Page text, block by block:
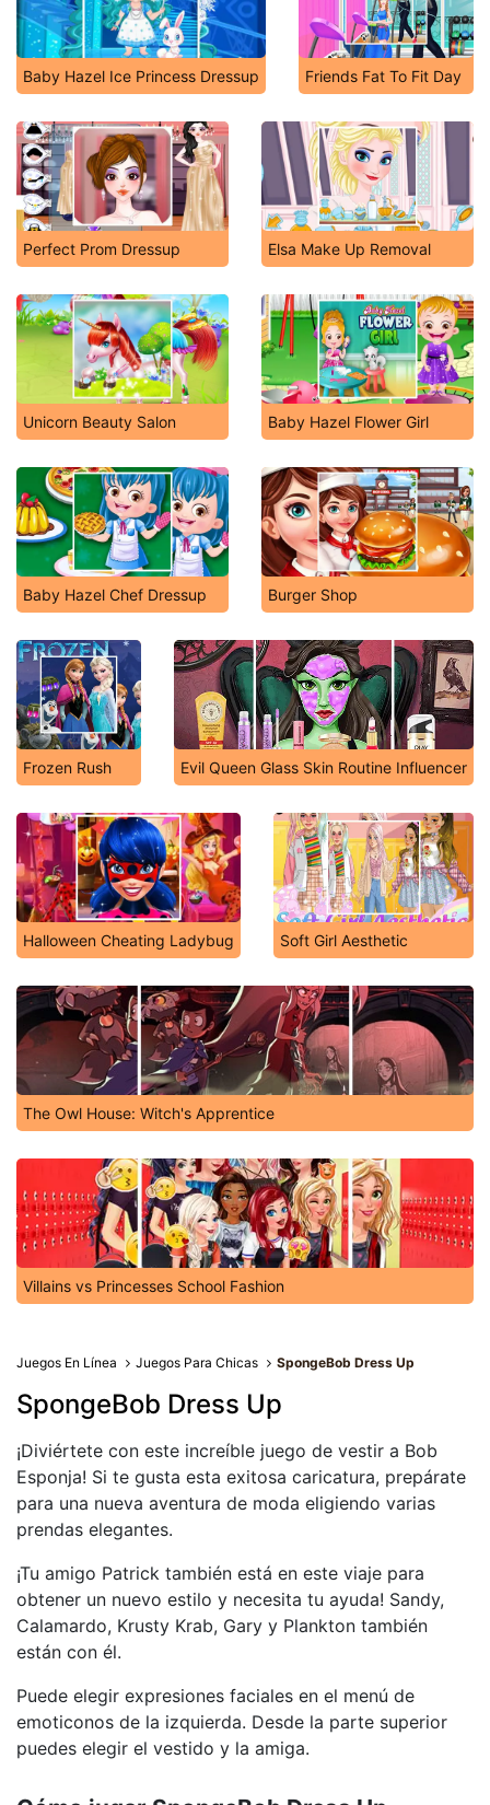
Baby Hazel Ice Princess Dressup Friends Fat To Fit Day
Perfect Prom Dressup Elsa Make Up Removal
Unicorn Beauty Salon Baby Hazel Flower Girl
Baby Hazel Chef Dressup Burger Shop
Frozen Rush Evil Queen Glass Skin Routine Influencer
Halloween Cheating Ladybug Soft Girl Aesthetic
The Owl House: Witch's Apprentice
Villains vs Princesses School Fashion
Juegos En Línea Juegos Para Chicas SpongeBob Dress Up
SpongeBob Dress Up
¡Diviértete con este increíble juego de vestir a Bob
Esponja! Si te gusta esta exitosa caricatura, prepárate
para una nueva aventura de moda eligiendo varias
prendas elegantes.
¡Tu amigo Patrick también está en este viaje para
obtener un nuevo estilo y necesita tu ayuda! Sandy,
Calamardo, Krusty Krab, Gary y Plankton también
están con él.
Puede elegir expresiones faciales en el menú de
emoticonos de la izquierda. Desde la parte superior
puedes elegir el vestido y la amiga.